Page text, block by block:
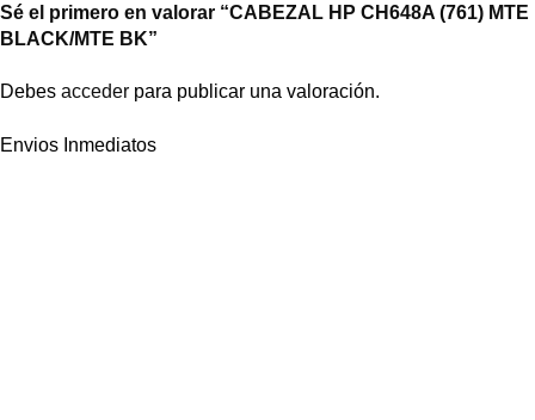
Sé el primero en valorar “CABEZAL HP CH648A (761) MTE
BLACK/MTE BK”
Debes acceder para publicar una valoración.
Envios Inmediatos